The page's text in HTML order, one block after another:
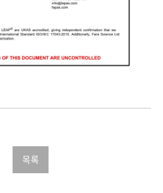
목록